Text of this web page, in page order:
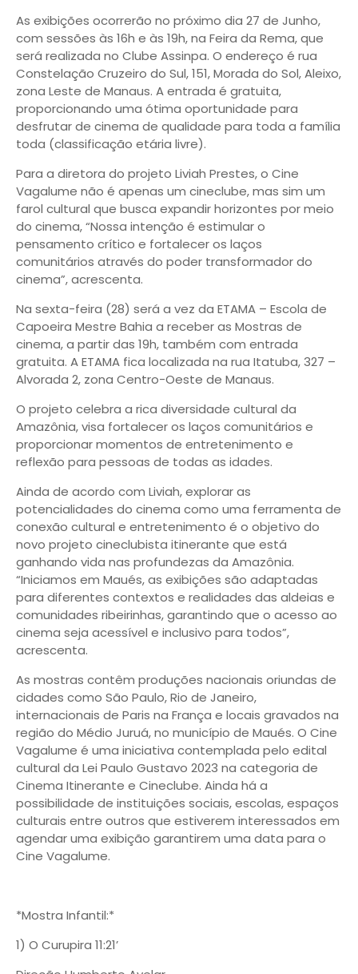
As exibições ocorrerão no próximo dia 27 de Junho,
com sessões às 16h e às 19h, na Feira da Rema, que
será realizada no Clube Assinpa. O endereço é rua
Constelação Cruzeiro do Sul, 151, Morada do Sol, Aleixo,
zona Leste de Manaus. A entrada é gratuita,
proporcionando uma ótima oportunidade para
desfrutar de cinema de qualidade para toda a família
toda (classificação etária livre).
Para a diretora do projeto Liviah Prestes, o Cine
Vagalume não é apenas um cineclube, mas sim um
farol cultural que busca expandir horizontes por meio
do cinema, “Nossa intenção é estimular o
pensamento crítico e fortalecer os laços
comunitários através do poder transformador do
cinema”, acrescenta.
Na sexta-feira (28) será a vez da ETAMA – Escola de
Capoeira Mestre Bahia a receber as Mostras de
cinema, a partir das 19h, também com entrada
gratuita. A ETAMA fica localizada na rua Itatuba, 327 –
Alvorada 2, zona Centro-Oeste de Manaus.
O projeto celebra a rica diversidade cultural da
Amazônia, visa fortalecer os laços comunitários e
proporcionar momentos de entretenimento e
reflexão para pessoas de todas as idades.
Ainda de acordo com Liviah, explorar as
potencialidades do cinema como uma ferramenta de
conexão cultural e entretenimento é o objetivo do
novo projeto cineclubista itinerante que está
ganhando vida nas profundezas da Amazônia.
“Iniciamos em Maués, as exibições são adaptadas
para diferentes contextos e realidades das aldeias e
comunidades ribeirinhas, garantindo que o acesso ao
cinema seja acessível e inclusivo para todos”,
acrescenta.
As mostras contêm produções nacionais oriundas de
cidades como São Paulo, Rio de Janeiro,
internacionais de Paris na França e locais gravados na
região do Médio Juruá, no município de Maués. O Cine
Vagalume é uma iniciativa contemplada pelo edital
cultural da Lei Paulo Gustavo 2023 na categoria de
Cinema Itinerante e Cineclube. Ainda há a
possibilidade de instituições sociais, escolas, espaços
culturais entre outros que estiverem interessados em
agendar uma exibição garantirem uma data para o
Cine Vagalume.
*Mostra Infantil:*
1) O Curupira 11:21’